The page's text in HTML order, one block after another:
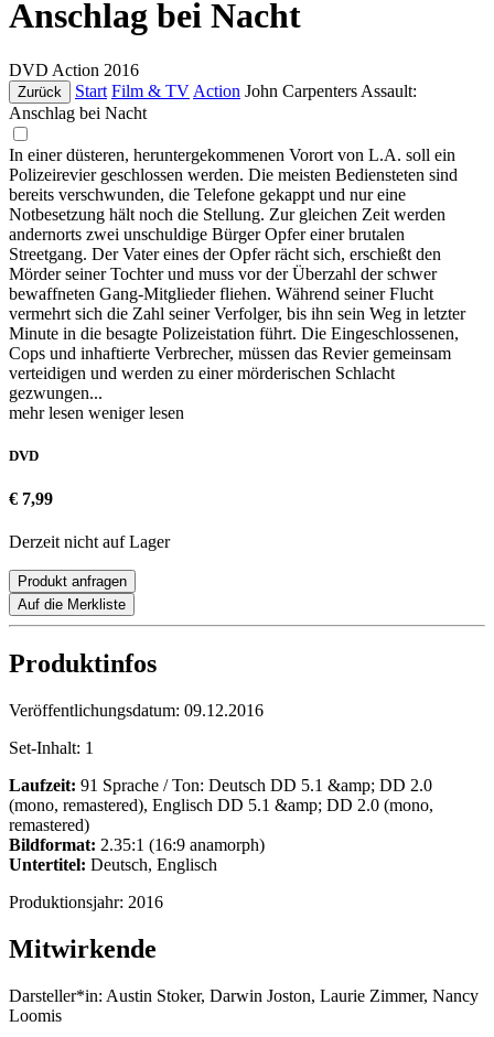
Anschlag bei Nacht
DVD Action 2016
Zurück Start Film & TV Action John Carpenters Assault:
Anschlag bei Nacht
In einer düsteren, heruntergekommenen Vorort von L.A. soll ein
Polizeirevier geschlossen werden. Die meisten Bediensteten sind
bereits verschwunden, die Telefone gekappt und nur eine
Notbesetzung hält noch die Stellung. Zur gleichen Zeit werden
andernorts zwei unschuldige Bürger Opfer einer brutalen
Streetgang. Der Vater eines der Opfer rächt sich, erschießt den
Mörder seiner Tochter und muss vor der Überzahl der schwer
bewaffneten Gang-Mitglieder fliehen. Während seiner Flucht
vermehrt sich die Zahl seiner Verfolger, bis ihn sein Weg in letzter
Minute in die besagte Polizeistation führt. Die Eingeschlossenen,
Cops und inhaftierte Verbrecher, müssen das Revier gemeinsam
verteidigen und werden zu einer mörderischen Schlacht
gezwungen...
mehr lesen weniger lesen
DVD
€ 7,99
Derzeit nicht auf Lager
Produkt anfragen
Auf die Merkliste
Produktinfos
Veröffentlichungsdatum: 09.12.2016
Set-Inhalt: 1
Laufzeit: 91 Sprache / Ton: Deutsch DD 5.1 &amp; DD 2.0
(mono, remastered), Englisch DD 5.1 &amp; DD 2.0 (mono,
remastered)
Bildformat: 2.35:1 (16:9 anamorph)
Untertitel: Deutsch, Englisch
Produktionsjahr: 2016
Mitwirkende
Darsteller*in: Austin Stoker, Darwin Joston, Laurie Zimmer, Nancy
Loomis